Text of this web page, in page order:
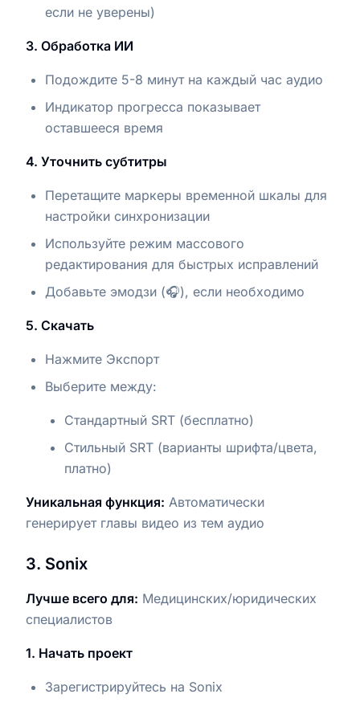
если не уверены)
3. Обработка ИИ
Подождите 5-8 минут на каждый час аудио
Индикатор прогресса показывает
оставшееся время
4. Уточнить субтитры
Перетащите маркеры временной шкалы для
настройки синхронизации
Используйте режим массового
редактирования для быстрых исправлений
Добавьте эмодзи (🎧), если необходимо
5. Скачать
Нажмите Экспорт
Выберите между:
Стандартный SRT (бесплатно)
Стильный SRT (варианты шрифта/цвета,
платно)
Уникальная функция: Автоматически
генерирует главы видео из тем аудио
3. Sonix
Лучше всего для: Медицинских/юридических
специалистов
1. Начать проект
Зарегистрируйтесь на Sonix